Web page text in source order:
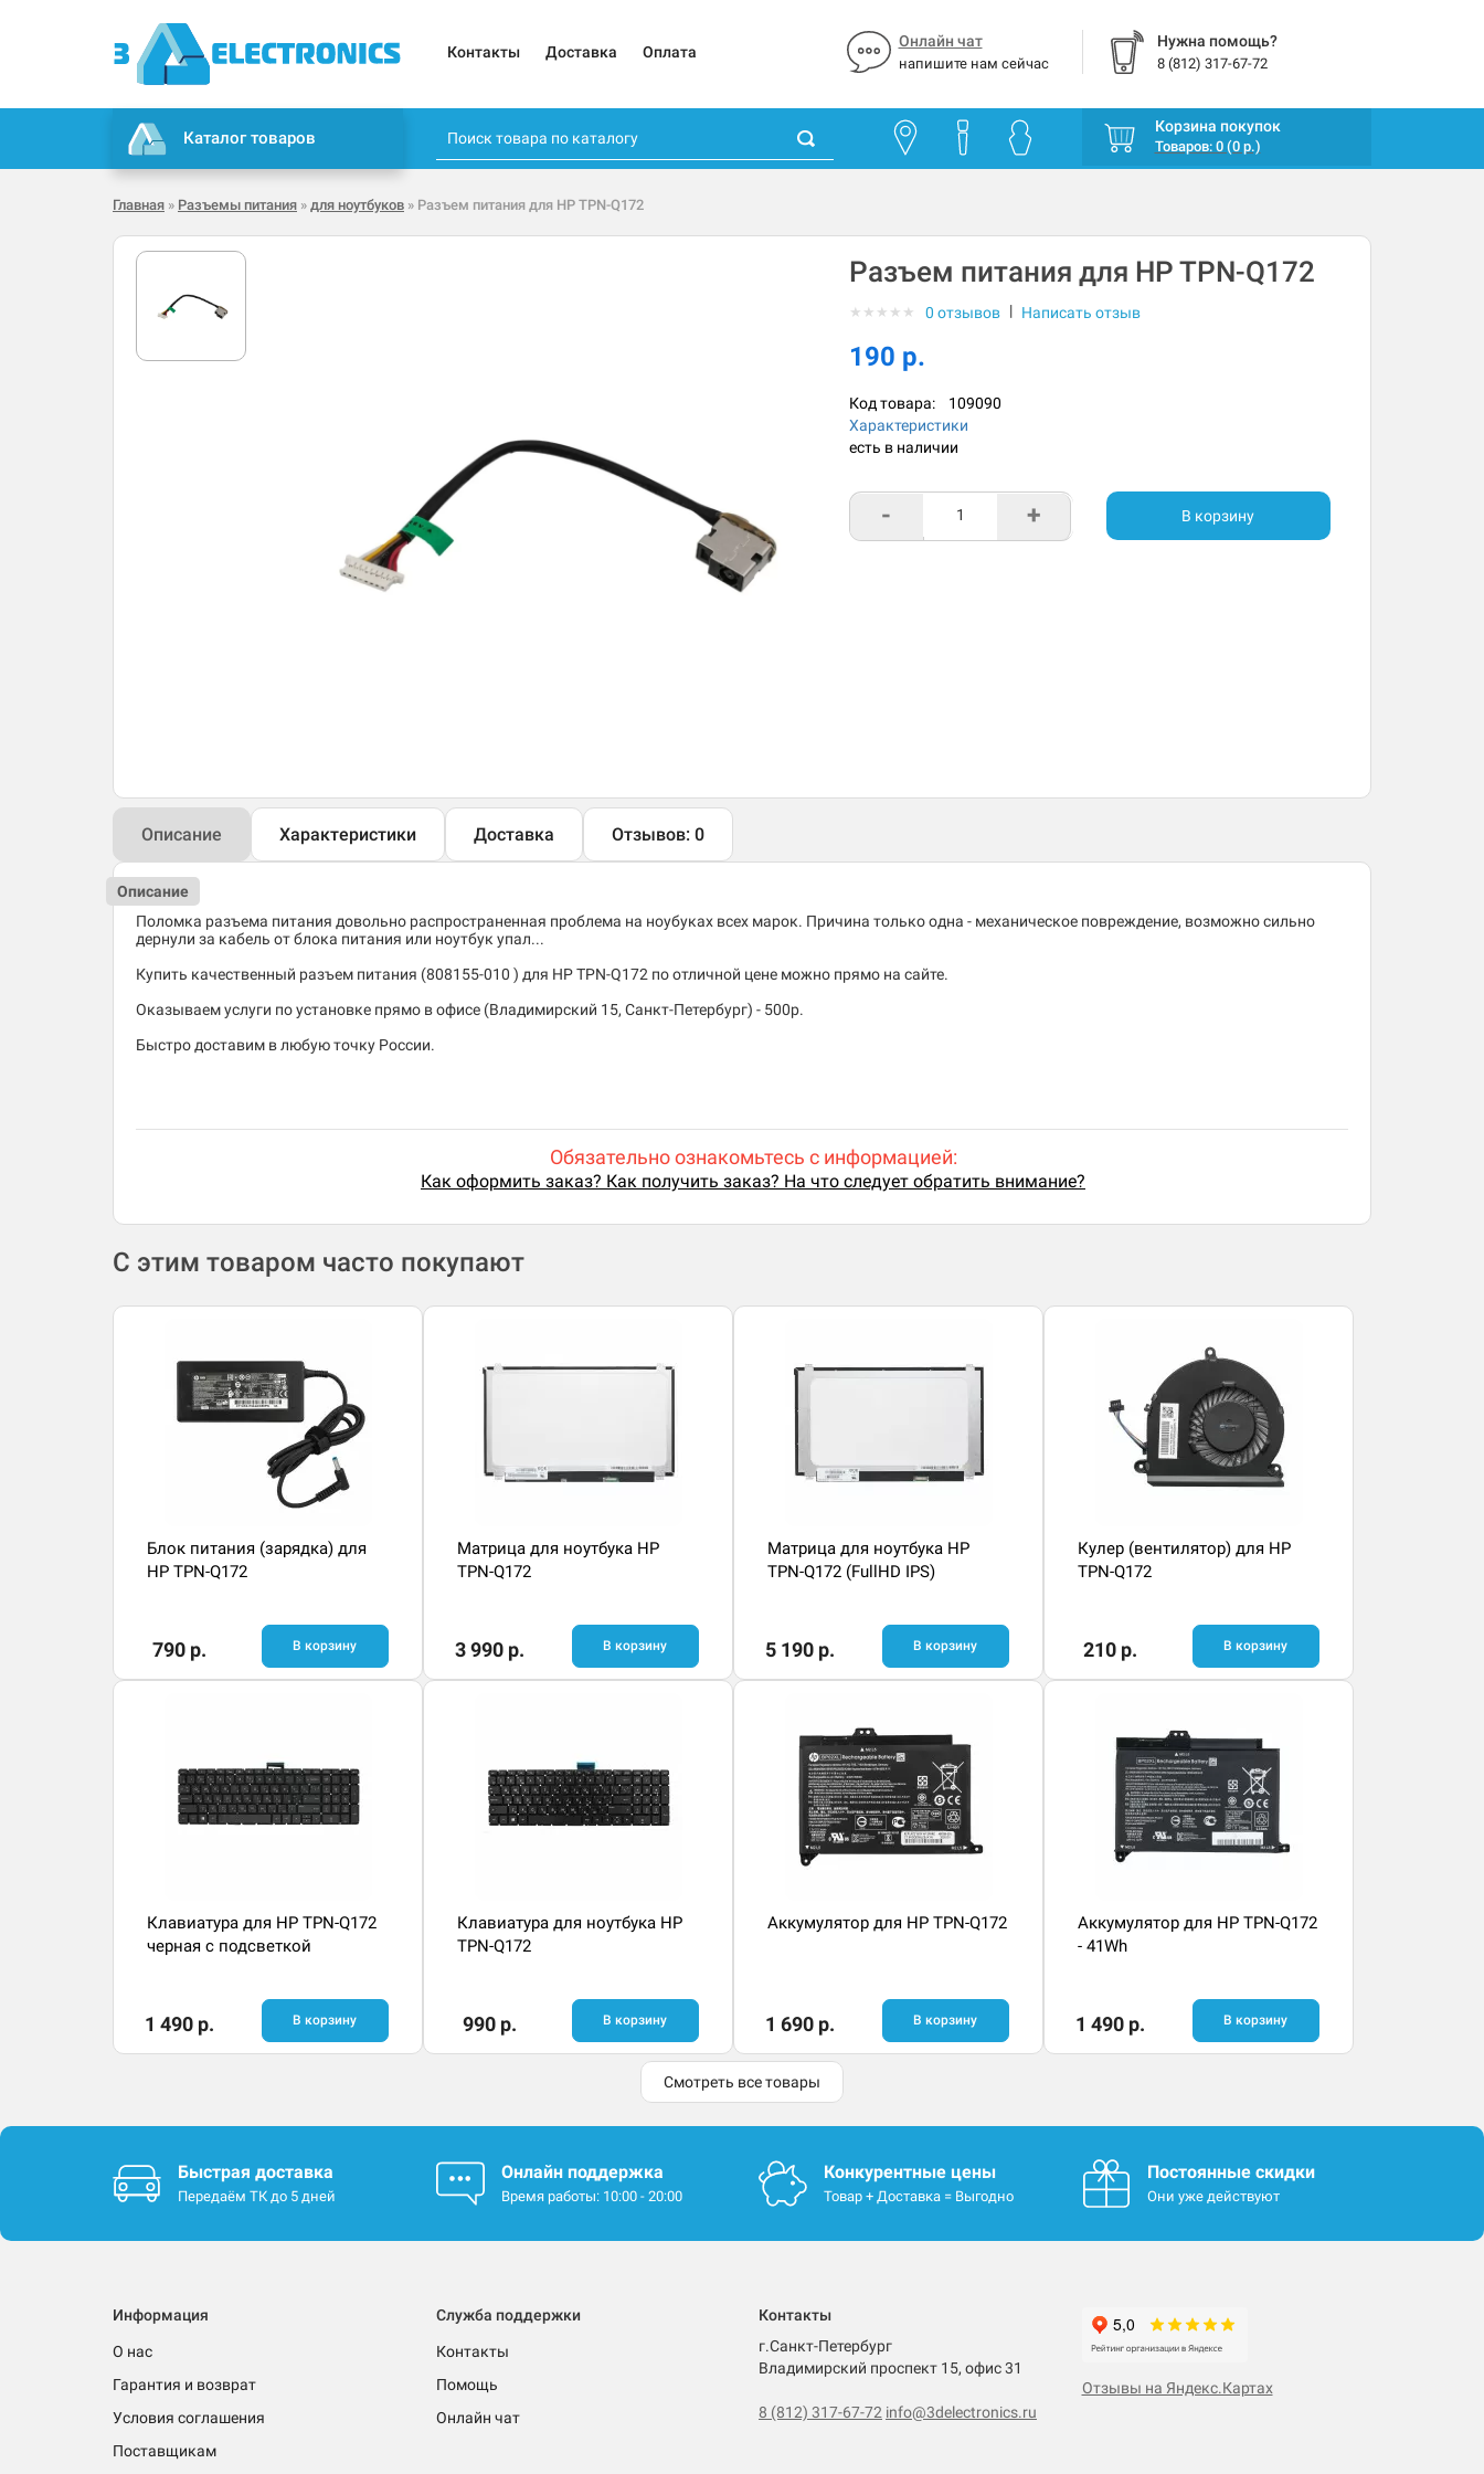
Контакты Доставка Оплата
Онлайн чат
напишите нам сейчас
Нужна помощь?
8 (812) 317-67-72
Каталог товаров
Корзина покупок
Товаров: 0 (0 р.)
Главная » Разъемы питания » для ноутбуков » Разъем питания для HP TPN-Q172
Разъем питания для HP TPN-Q172
★ ★ ★ ★ ★ 0 отзывов | Написать отзыв
190 р.
Код товара: 109090
Характеристики
есть в наличии
- + В корзину
Описание Характеристики Доставка Отзывов: 0
Описание
Поломка разъема питания довольно распространенная проблема на ноубуках всех марок. Причина только одна - механическое повреждение, возможно сильно
дернули за кабель от блока питания или ноутбук упал...
Купить качественный разъем питания (808155-010 ) для HP TPN-Q172 по отличной цене можно прямо на сайте.
Оказываем услуги по установке прямо в офисе (Владимирский 15, Санкт-Петербург) - 500р.
Быстро доставим в любую точку России.
Обязательно ознакомьтесь с информацией:
Как оформить заказ? Как получить заказ? На что следует обратить внимание?
С этим товаром часто покупают
Блок питания (зарядка) для
HP TPN-Q172
790 р. В корзину
Матрица для ноутбука HP
TPN-Q172
3 990 р. В корзину
Матрица для ноутбука HP
TPN-Q172 (FullHD IPS)
5 190 р. В корзину
Кулер (вентилятор) для HP
TPN-Q172
210 р. В корзину
Клавиатура для HP TPN-Q172
черная с подсветкой
1 490 р. В корзину
Клавиатура для ноутбука HP
TPN-Q172
990 р. В корзину
Аккумулятор для HP TPN-Q172
1 690 р. В корзину
Аккумулятор для HP TPN-Q172
- 41Wh
1 490 р. В корзину
Смотреть все товары
Быстрая доставка
Передаём ТК до 5 дней
Онлайн поддержка
Время работы: 10:00 - 20:00
Конкурентные цены
Товар + Доставка = Выгодно
Постоянные скидки
Они уже действуют
Информация
О нас
Гарантия и возврат
Условия соглашения
Поставщикам
Служба поддержки
Контакты
Помощь
Онлайн чат
Контакты
г.Санкт-Петербург
Владимирский проспект 15, офис 31
8 (812) 317-67-72 info@3delectronics.ru
Отзывы на Яндекс.Картах